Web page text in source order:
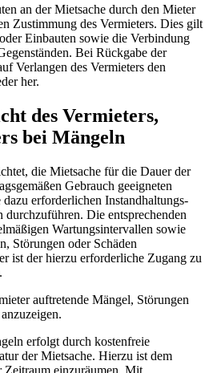
an der Mietsache durch den Mieter
Zustimmung des Vermieters. Dies gilt
Einbauten sowie die Verbindung
Bei Rückgabe der
Verlangen des Vermieters den
her.
des Vermieters,
bei Mängeln
die Mietsache für die Dauer der
Gebrauch geeigneten
erforderlichen Instandhaltungs-
durchzuführen. Die entsprechenden
Wartungsintervallen sowie
Störungen oder Schäden
ist der hierzu erforderliche Zugang zu
auftretende Mängel, Störungen
erfolgt durch kostenfreie
der Mietsache. Hierzu ist dem
Zeitraum einzuräumen. Mit